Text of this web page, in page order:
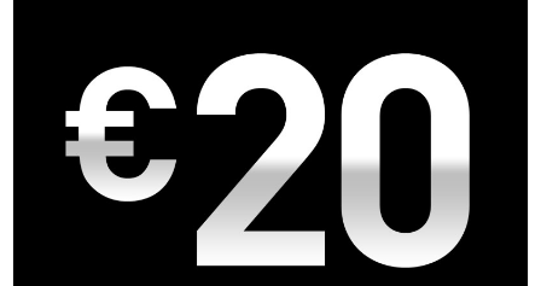
Compare
Λίστα Αγαπημένων
Currency